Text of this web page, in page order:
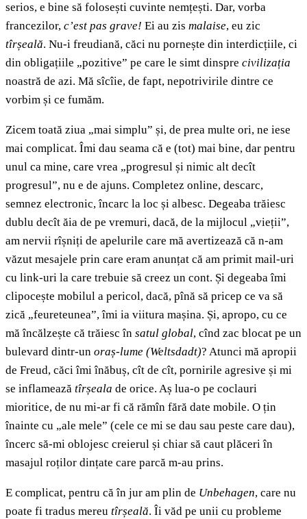
serios, e bine să folosești cuvinte nemțești. Dar, vorba
francezilor, cʼest pas grave! Ei au zis malaise, eu zic
tîrșeală. Nu-i freudiană, căci nu pornește din interdicțiile, ci
din obligațiile „pozitive” pe care le simt dinspre civilizația
noastră de azi. Mă sîcîie, de fapt, nepotrivirile dintre ce
vorbim și ce fumăm.
Zicem toată ziua „mai simplu” și, de prea multe ori, ne iese
mai complicat. Îmi dau seama că e (tot) mai bine, dar pentru
unul ca mine, care vrea „progresul și nimic alt decît
progresul”, nu e de ajuns. Completez online, descarc,
semnez electronic, încarc la loc și albesc. Degeaba trăiesc
dublu decît ăia de pe vremuri, dacă, de la mijlocul „vieții”,
am nervii rîșniți de apelurile care mă avertizează că n-am
văzut mesajele prin care eram anunțat că am primit mail-uri
cu link-uri la care trebuie să creez un cont. Și degeaba îmi
clipocește mobilul a pericol, dacă, pînă să pricep ce va să
zică „feureteunea”, îmi ia viitura mașina. Și, apropo, cu ce
mă încălzește că trăiesc în satul global, cînd zac blocat pe un
bulevard dintr-un oraș-lume (Weltsdadt)? Atunci mă apropii
de Freud, căci îmi înăbuș, cît de cît, pornirile agresive și mi
se inflamează tîrșeala de orice. Aș lua-o pe coclauri
mioritice, de nu mi-ar fi că rămîn fără date mobile. O țin
înainte cu „ale mele” (cele ce mi se dau sau peste care dau),
încerc să-mi oblojesc creierul și chiar să caut plăceri în
masajul roților dințate care parcă m-au prins.
E complicat, pentru că în jur am plin de Unbehagen, care nu
poate fi tradus mereu tîrșeală. Îi văd pe unii cu probleme